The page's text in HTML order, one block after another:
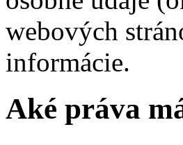
webových
informácie.
Aké práva